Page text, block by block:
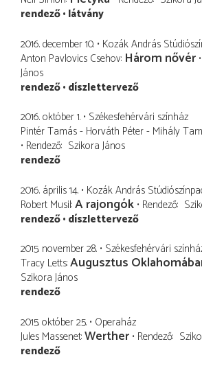
rendező látvány
2016. december 10. Kozák András
Anton Pavlovics Csehov Három nővér
János
rendező díszlettervező
2016. október 1. Székesfehérvári színház
Pintér Tamás - Horváth Péter - Mihály
Rendező Szikora János
rendező
2016. április 14. Kozák András
Robert Musil A rajongók Rendező
rendező díszlettervező
2015. november 28. Székesfehérvári
Tracy Letts Augusztus
Szikora János
rendező
2015. október 25. Operaház
Jules Massenet Werther Rendező
rendező